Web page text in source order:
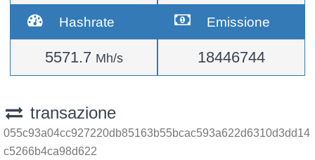
Hashrate
5571.7 Mh/s
Emissione
18446744
transazione
055c93a04cc927220db85163b55bcac593a622d6310d3dd14
c5266b4ca98d622